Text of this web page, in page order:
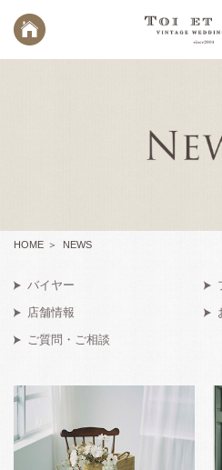
HOME NEWS
バイヤー
店舗情報
ご質問・ご相談